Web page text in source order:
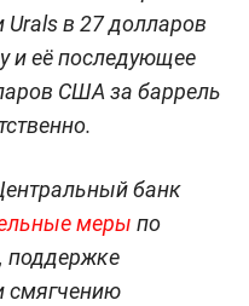
в 27 долларов
и её последующее
США за баррель
банк
меры по
поддержке
смягчению